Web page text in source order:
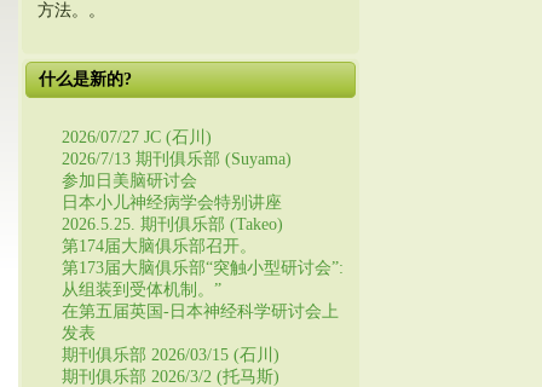
方法。。
什么是新的?
2026/07/27 JC (石川)
2026/7/13 期刊俱乐部 (Suyama)
参加日美脑研讨会
日本小儿神经病学会特别讲座
2026.5.25. 期刊俱乐部 (Takeo)
第174届大脑俱乐部召开。
第173届大脑俱乐部“突触小型研讨会”:
从组装到受体机制。”
在第五届英国-日本神经科学研讨会上
发表
期刊俱乐部 2026/03/15 (石川)
期刊俱乐部 2026/3/2 (托马斯)